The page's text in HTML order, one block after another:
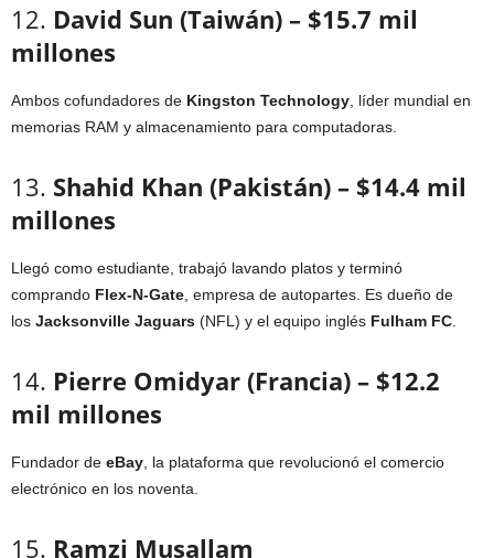
12. David Sun (Taiwán) – $15.7 mil
millones
Ambos cofundadores de Kingston Technology , líder mundial en
memorias RAM y almacenamiento para computadoras.
13. Shahid Khan (Pakistán) – $14.4 mil
millones
Llegó como estudiante, trabajó lavando platos y terminó
comprando Flex-N-Gate , empresa de autopartes. Es dueño de
los Jacksonville Jaguars (NFL) y el equipo inglés Fulham FC
14. Pierre Omidyar (Francia) – $12.2
mil millones
Fundador de eBay , la plataforma que revolucionó el comercio
electrónico en los noventa.
15. Ramzi Musallam